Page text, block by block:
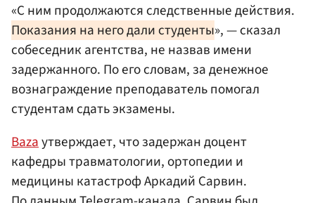
«С ним продолжаются следственные действия.
Показания на него дали студенты», — сказал
собеседник агентства, не назвав имени
задержанного. По его словам, за денежное
вознаграждение преподаватель помогал
студентам сдать экзамены.
Bazaутверждает, что задержан доцент
кафедры травматологии, ортопедии и
медицины катастроф Аркадий Сарвин.